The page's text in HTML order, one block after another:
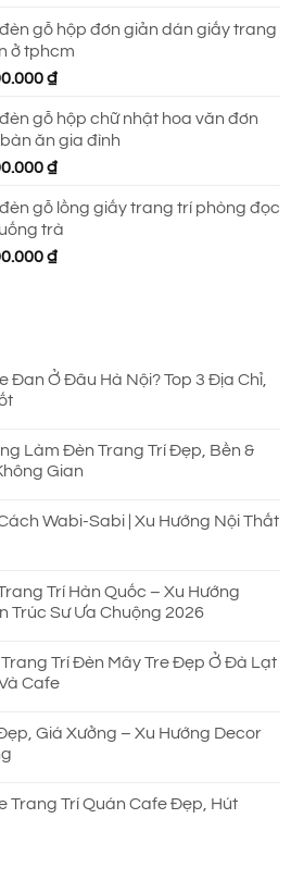
₫.
tại
gỗ hộp đơn giản dán giấy trang
ở tphcm
₫.
₫Giá
tại
là:
590.000 ₫.
gỗ hộp chữ nhật hoa văn đơn
ăn gia đình
₫.
₫Giá
tại
là:
690.000 ₫.
gỗ lồng giấy trang trí phòng đọc
trà
₫Giá
Đan Ở Đâu Hà Nội? Top 3 Địa Chỉ,
Làm Đèn Trang Trí Đẹp, Bền &
Gian
Wabi-Sabi | Xu Hướng Nội Thất
Trí Hàn Quốc – Xu Hướng
Trúc Sư Ưa Chuộng 2026
Trang Trí Đèn Mây Tre Đẹp Ở Đà Lạt
Cafe
Giá Xưởng – Xu Hướng Decor
Trang Trí Quán Cafe Đẹp, Hút